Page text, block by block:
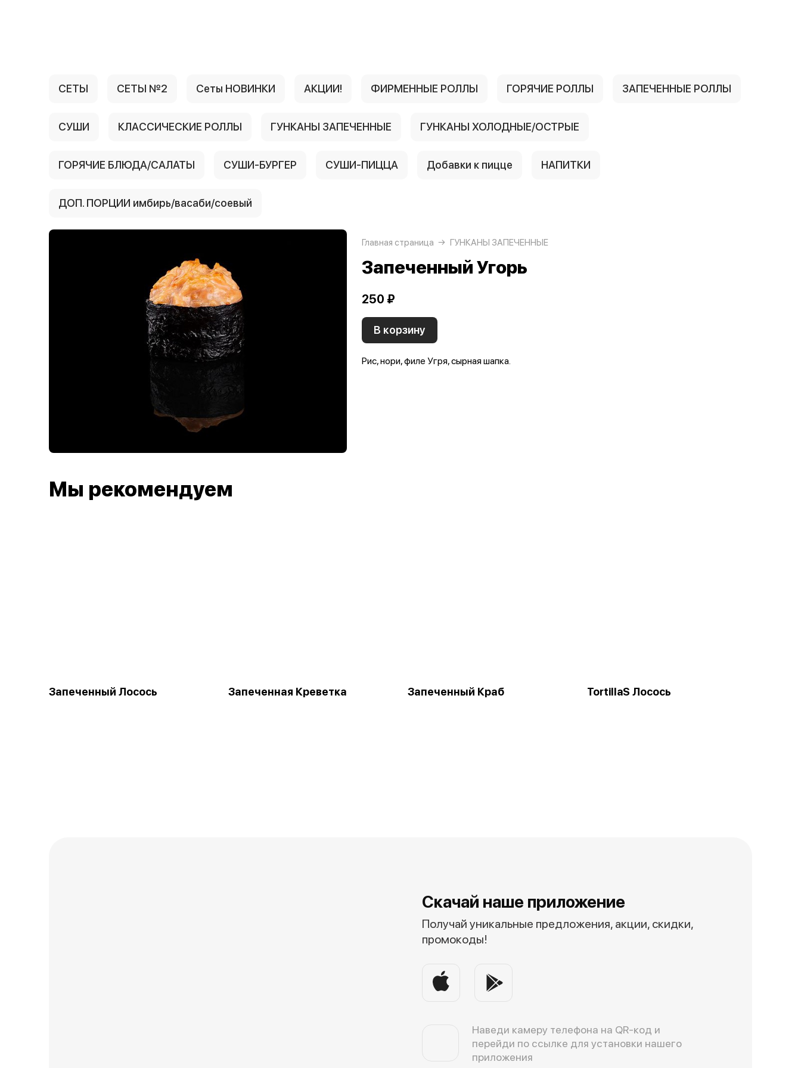
СЕТЫ СЕТЫ №2 Сеты НОВИНКИ АКЦИИ! ФИРМЕННЫЕ РОЛЛЫ ГОРЯЧИЕ РОЛЛЫ ЗАПЕЧЕННЫЕ РОЛЛЫ
СУШИ КЛАССИЧЕСКИЕ РОЛЛЫ ГУНКАНЫ ЗАПЕЧЕННЫЕ ГУНКАНЫ ХОЛОДНЫЕ/ОСТРЫЕ
ГОРЯЧИЕ БЛЮДА/САЛАТЫ СУШИ-БУРГЕР СУШИ-ПИЦЦА Добавки к пицце НАПИТКИ
ДОП. ПОРЦИИ имбирь/васаби/соевый
Главная страница ГУНКАНЫ ЗАПЕЧЕННЫЕ
Запеченный Угорь
250 ₽
В корзину
Рис, нори, филе Угря, сырная шапка.
Мы рекомендуем
Запеченный Лосось Запеченная Креветка Запеченный Краб TortillaS Лосось
Скачай наше приложение
Получай уникальные предложения, акции, скидки,
промокоды!
Наведи камеру телефона на QR-код и
перейди по ссылке для установки нашего
приложения